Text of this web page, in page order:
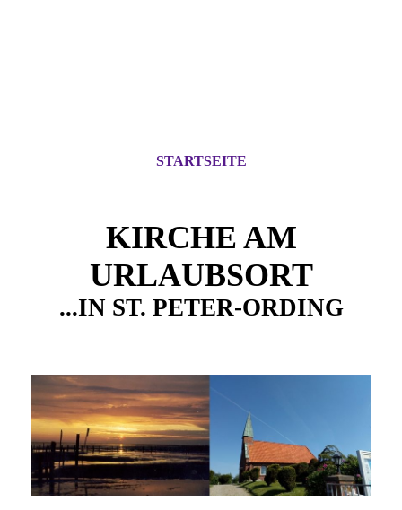
STARTSEITE
KIRCHE AM
URLAUBSORT
...IN ST. PETER-ORDING